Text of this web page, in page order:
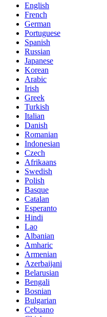
English
French
German
Portuguese
Spanish
Russian
Japanese
Korean
Arabic
Irish
Greek
Turkish
Italian
Danish
Romanian
Indonesian
Czech
Afrikaans
Swedish
Polish
Basque
Catalan
Esperanto
Hindi
Lao
Albanian
Amharic
Armenian
Azerbaijani
Belarusian
Bengali
Bosnian
Bulgarian
Cebuano